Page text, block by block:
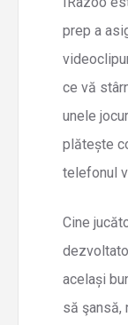
prep a
ce vă
unele
plătește
telefonul
Cine
același
să şansă,